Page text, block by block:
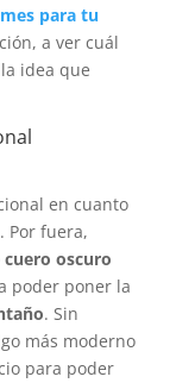
para tu
a ver cuál
idea que
en cuanto
Por fuera,
oscuro
poder poner la
. Sin
más moderno
para poder